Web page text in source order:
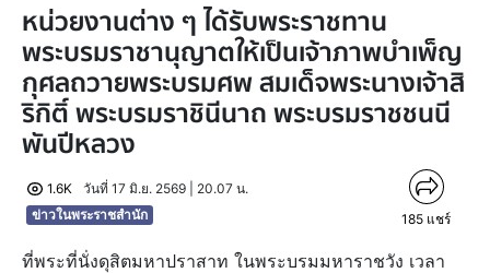
หน่วยงานต่าง ๆ ได้รับพระราชทาน
พระบรมราชานุญาตให้เป็นเจ้าภาพบำเพ็ญ
กุศลถวายพระบรมศพ สมเด็จพระนางเจ้าสิ
ริกิติ์ พระบรมราชินีนาถ พระบรมราชชนนี
พันปีหลวง
1.6K
วันที่ 17 มิ.ย. 2569 | 20.07 น.
ข่าวในพระราชสำนัก
185 แชร์
ที่พระที่นั่งดุสิตมหาปราสาท ในพระบรมมหาราชวัง เวลา